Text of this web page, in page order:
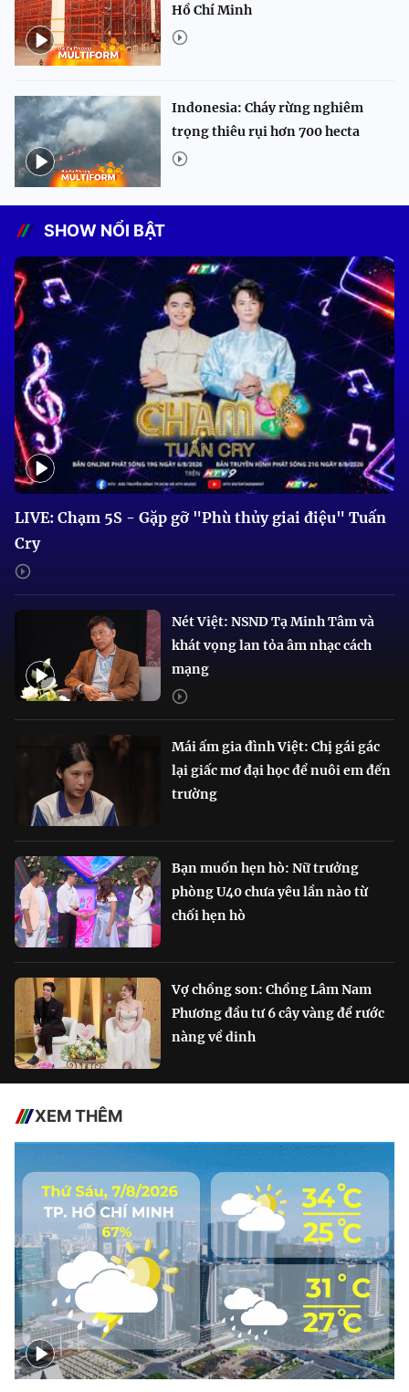
Hồ Chí Minh
Indonesia: Cháy rừng nghiêm
trọng thiêu rụi hơn 700 hecta
SHOW NỔI BẬT
LIVE: Chạm 5S - Gặp gỡ "Phù thủy giai điệu" Tuấn
Cry
Nét Việt: NSND Tạ Minh Tâm và
khát vọng lan tỏa âm nhạc cách
mạng
Mái ấm gia đình Việt: Chị gái gác
lại giấc mơ đại học để nuôi em đến
trường
Bạn muốn hẹn hò: Nữ trưởng
phòng U40 chưa yêu lần nào từ
chối hẹn hò
Vợ chồng son: Chồng Lâm Nam
Phương đầu tư 6 cây vàng để rước
nàng về dinh
XEM THÊM